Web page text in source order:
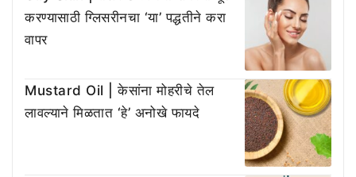
करण्यासाठी ग्लिसरीनचा ‘या’ पद्धतीने करा
वापर
Mustard Oil | केसांना मोहरीचे तेल
लावल्याने मिळतात ‘हे’ अनोखे फायदे